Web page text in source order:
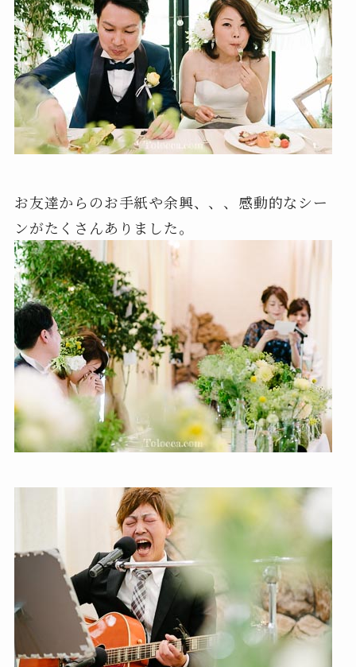
お友達からのお手紙や余興、、、感動的なシー
ンがたくさんありました。